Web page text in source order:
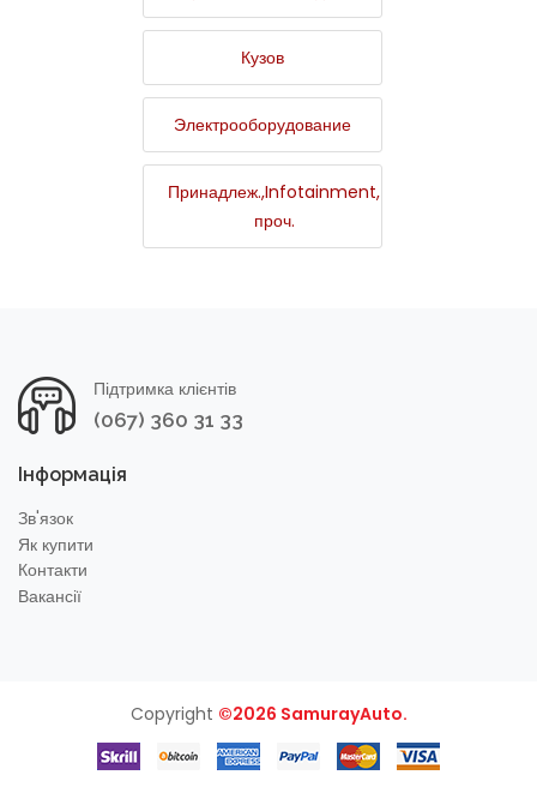
Кузов
Электрооборудование
Принадлеж.,Infotainment,
проч.
Підтримка клієнтів
(067) 360 31 33
Інформація
Зв'язок
Як купити
Контакти
Вакансії
Copyright ©2026 SamurayAuto.